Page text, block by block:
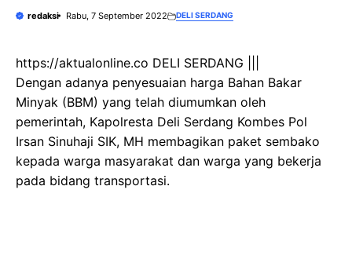
redaksi Rabu, 7 September 2022 DELI SERDANG
https://aktualonline.co DELI SERDANG |||
Dengan adanya penyesuaian harga Bahan Bakar
Minyak (BBM) yang telah diumumkan oleh
pemerintah, Kapolresta Deli Serdang Kombes Pol
Irsan Sinuhaji SIK, MH membagikan paket sembako
kepada warga masyarakat dan warga yang bekerja
pada bidang transportasi.